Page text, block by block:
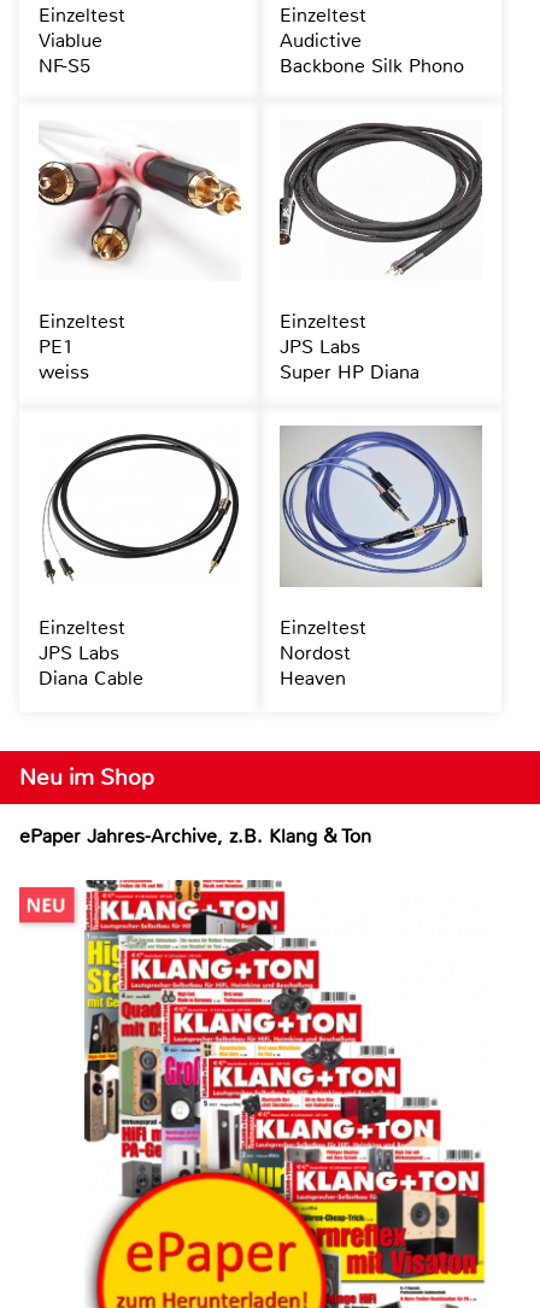
Neu im Shop
ePaper Jahres-Archive, z.B. Klang & Ton
Einzeltest
Viablue
NF-S5
Einzeltest
Audictive
Backbone Silk Phono
Einzeltest
PE1
weiss
Einzeltest
JPS Labs
Super HP Diana
Einzeltest
JPS Labs
Diana Cable
Einzeltest
Nordost
Heaven